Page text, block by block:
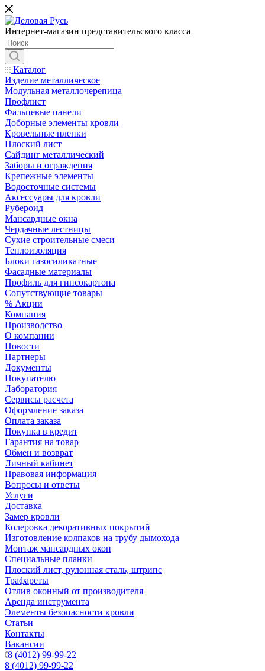
Интернет-магазин представительского класса
Каталог
Изделие металлическое
Модульная металлочерепица
Профлист
Фальцевые панели
Доборные элементы кровли
Кровельные пленки
Плоский лист
Сайдинг металлический
Заборы и ограждения
Крепежные элементы
Водосточные системы
Аксессуары для кровли
Рубероид
Мансардные окна
Чердачные лестницы
Сухие строительные смеси
Теплоизоляция
Блоки газосиликатные
Фасадные материалы
Профиль для гипсокартона
Сопутствующие товары
% Акции
Компания
Производство
О компании
Новости
Партнеры
Документы
Покупателю
Лаборатория
Сервисы расчета
Оформление заказа
Оплата заказа
Покупка в кредит
Гарантия на товар
Обмен и возврат
Личный кабинет
Правовая информация
Вопросы и ответы
Услуги
Доставка
Замер кровли
Колеровка декоративных покрытий
Изготовление колпаков на трубу дымохода
Монтаж мансардных окон
Специальные планки
Плоский лист, рулонная сталь, штрипс
Трафареты
Отлив оконный от производителя
Аренда инструмента
Элементы безопасности кровли
Статьи
Контакты
Вакансии
8 (4012) 99-99-22
8 (4012) 99-99-22